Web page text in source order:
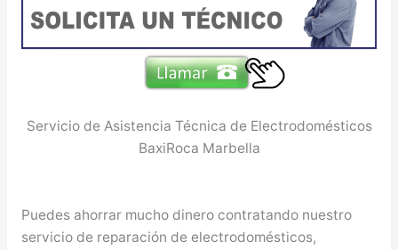
Servicio de Asistencia Técnica de Electrodomésticos
BaxiRoca Marbella
Puedes ahorrar mucho dinero contratando nuestro
servicio de reparación de electrodomésticos,